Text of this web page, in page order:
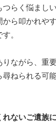
らく悩まし
ら叩かれや
。
ながら、重
尋ねられる可
れないご遺族